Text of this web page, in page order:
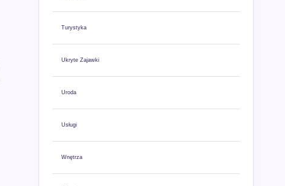
Turystyka
Ukryte Zajawki
Uroda
Usługi
Wnętrza